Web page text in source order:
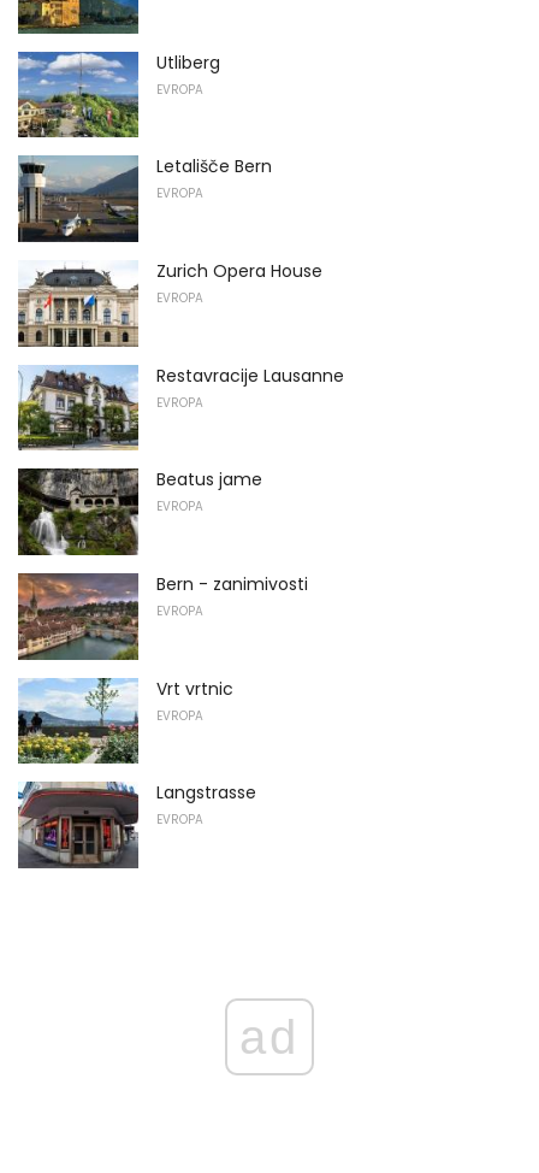
Utliberg
EVROPA
Letališče Bern
EVROPA
Zurich Opera House
EVROPA
Restavracije Lausanne
EVROPA
Beatus jame
EVROPA
Bern - zanimivosti
EVROPA
Vrt vrtnic
EVROPA
Langstrasse
EVROPA
ad